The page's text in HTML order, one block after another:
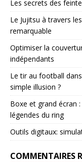
Les secrets des
Le Jujitsu à travers
remarquable
Optimiser la
indépendants
Le tir au football
simple illusion ?
Boxe et grand écran
légendes du ring
Outils digitaux:
COMMENTAIRES